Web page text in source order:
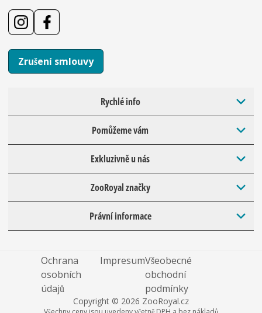
Zrušení smlouvy
Rychlé info
Pomůžeme vám
Exkluzivně u nás
ZooRoyal značky
Právní informace
Ochrana
osobních
údajů
ImpresumVšeobecné
obchodní
podmínky
Copyright © 2026 ZooRoyal.cz